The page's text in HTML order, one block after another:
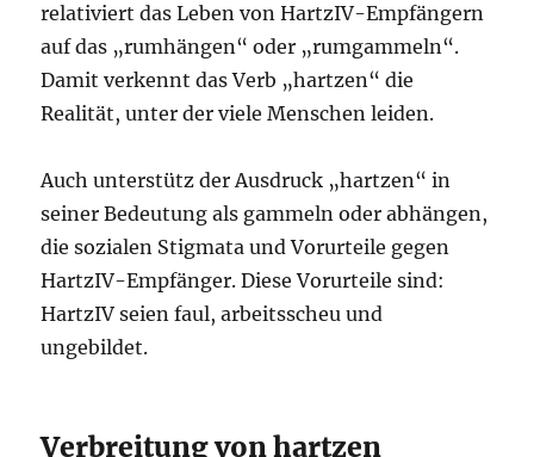
relativiert das Leben von HartzIV-Empfängern
auf das „rumhängen“ oder „rumgammeln“.
Damit verkennt das Verb „hartzen“ die
Realität, unter der viele Menschen leiden.
Auch unterstütz der Ausdruck „hartzen“ in
seiner Bedeutung als gammeln oder abhängen,
die sozialen Stigmata und Vorurteile gegen
HartzIV-Empfänger. Diese Vorurteile sind:
HartzIV seien faul, arbeitsscheu und
ungebildet.
Verbreitung von hartzen